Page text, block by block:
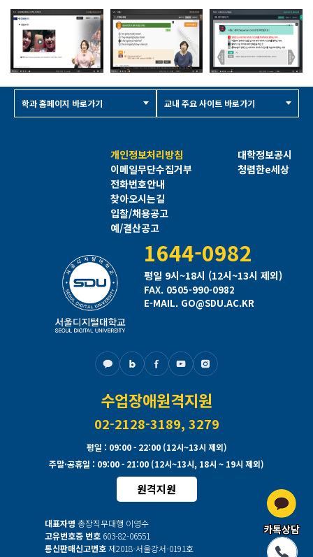
개인정보처리방침
이메일무단수집거부
전화번호안내
찾아오시는길
입찰/채용공고
예/결산공고
대학정보공시
청렴한e세상
1644-0982
평일 9시~18시 (12시~13시 제외)
FAX. 0505-990-0982
E-MAIL. GO@SDU.AC.KR
수업장애원격지원
02-2128-3189, 3279
평일 : 09:00 - 22:00 (12시~13시 제외)
주말·공휴일 : 09:00 - 21:00 (12시~13시, 18시 ~ 19시 제외)
원격지원
대표자명 총장직무대행 이영수
고유번호증 번호 603-82-06551
통신판매신고번호제2018-서울강서-0191호
학과 홈페이지 바로가기 교내 주요 사이트 바로가기
카톡상담